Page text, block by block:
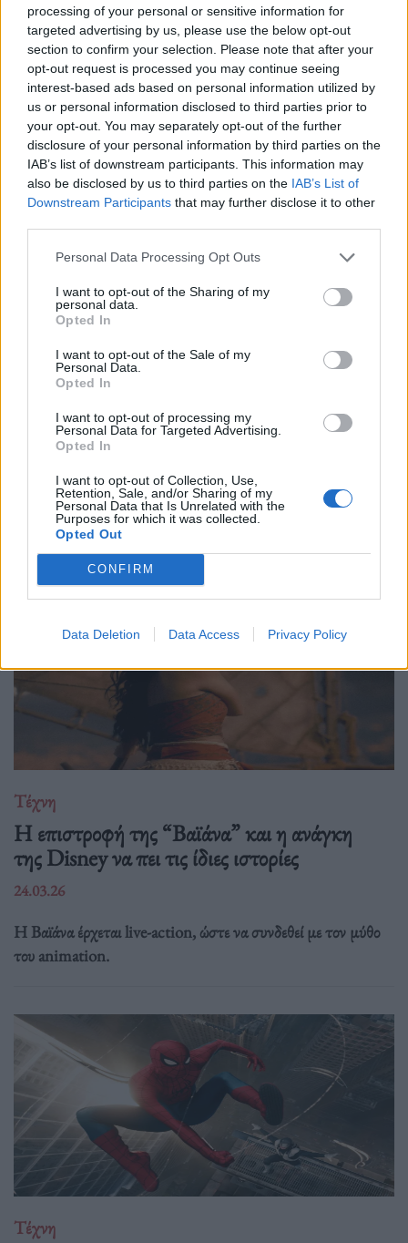
processing of your personal or sensitive information for
targeted advertising by us, please use the below opt-out
section to confirm your selection. Please note that after your
opt-out request is processed you may continue seeing
interest-based ads based on personal information utilized by
us or personal information disclosed to third parties prior to
your opt-out. You may separately opt-out of the further
disclosure of your personal information by third parties on the
IAB’s list of downstream participants. This information may
also be disclosed by us to third parties on the IAB’s List of
Downstream Participants that may further disclose it to other
Personal Data Processing Opt Outs
I want to opt-out of the Sharing of my
personal data.
Opted In
I want to opt-out of the Sale of my
Personal Data.
Opted In
I want to opt-out of processing my
Personal Data for Targeted Advertising.
Opted In
I want to opt-out of Collection, Use,
Retention, Sale, and/or Sharing of my
Personal Data that Is Unrelated with the
Purposes for which it was collected.
Opted Out
CONFIRM
Data Deletion Data Access Privacy Policy
Το "Don’t Look Back in Anger" καταγράφει την επανένωση
των Oasis και την sold-out περιοδεία “Oasis Live
Philip Glass: Παγκόσμια γιορτή για τα 90ά
γενέθλιά του με πρεμιέρα της “Συμφωνίας
Νο. 15: Lincoln”
29.05.26
Ο Philip Glass θα γιορτάσει τα 90ά του γενέθλια στις 31
Ιανουαρίου 2027 με μια πολυετή, διεθνή σειρά εκδηλώσεων
που κορυφώνεται με την παγκόσμια πρεμιέρα της "Συμφωνίας
Νο. 15: Lincoln" και επετειακά
Τέχνη
Η επιστροφή της “Βαϊάνα” και η ανάγκη
της Disney να πει τις ίδιες ιστορίες
24.03.26
Η Βαϊάνα έρχεται live-action, ώστε να συνδεθεί με τον μύθο
του animation.
Τέχνη